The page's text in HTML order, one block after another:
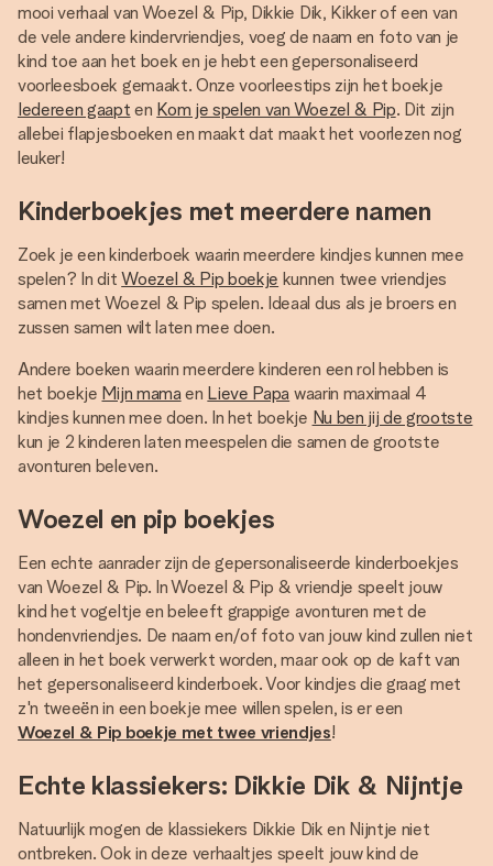
mooi verhaal van Woezel & Pip, Dikkie Dik, Kikker of een van
de vele andere kindervriendjes, voeg de naam en foto van je
kind toe aan het boek en je hebt een gepersonaliseerd
voorleesboek gemaakt. Onze voorleestips zijn het boekje
Iedereen gaapt en Kom je spelen van Woezel & Pip. Dit zijn
allebei flapjesboeken en maakt dat maakt het voorlezen nog
leuker!
Kinderboekjes met meerdere namen
Zoek je een kinderboek waarin meerdere kindjes kunnen mee
spelen? In ditWoezel & Pip boekje kunnen twee vriendjes
samen met Woezel & Pip spelen. Ideaal dus als je broers en
zussen samen wilt laten mee doen.
Andere boeken waarin meerdere kinderen een rol hebben is
het boekje Mijn mama en Lieve Papa waarin maximaal 4
kindjes kunnen mee doen. In het boekje Nu ben jij de grootste
kun je 2 kinderen laten meespelen die samen de grootste
avonturen beleven.
Woezel en pip boekjes
Een echte aanrader zijn de gepersonaliseerde kinderboekjes
van Woezel & Pip. In Woezel & Pip & vriendje speelt jouw
kind het vogeltje en beleeft grappige avonturen met de
hondenvriendjes. De naam en/of foto van jouw kind zullen niet
alleen in het boek verwerkt worden, maar ook op de kaft van
het gepersonaliseerd kinderboek. Voor kindjes die graag met
z'n tweeën in een boekje mee willen spelen, is er een
Woezel & Pip boekje met twee vriendjes!
Echte klassiekers: Dikkie Dik & Nijntje
Natuurlijk mogen de klassiekers Dikkie Dik en Nijntje niet
ontbreken. Ook in deze verhaaltjes speelt jouw kind de